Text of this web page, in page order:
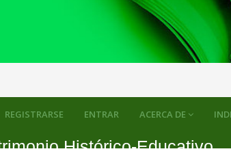
ACERCA DE
REGISTRARSE ENTRAR
Histórico-Educativo